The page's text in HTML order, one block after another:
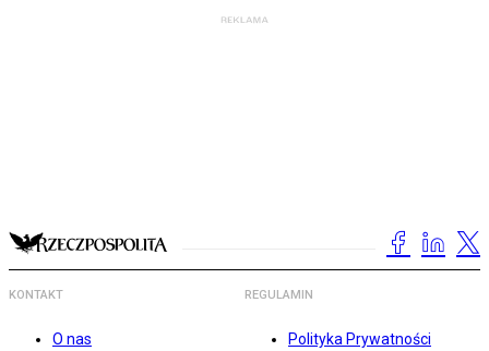
KONTAKT
O nas
REGULAMIN
Polityka Prywatności